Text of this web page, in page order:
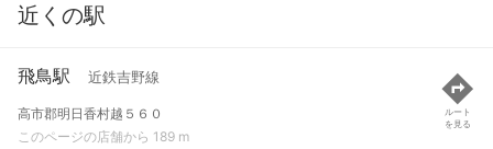
近くの駅
飛鳥駅 近鉄吉野線
高市郡明日香村越５６０
このページの店舗から 189 m
ルート
を見る